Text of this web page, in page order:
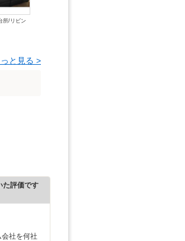
所/リビン
と見る >
た評価です
社を何社